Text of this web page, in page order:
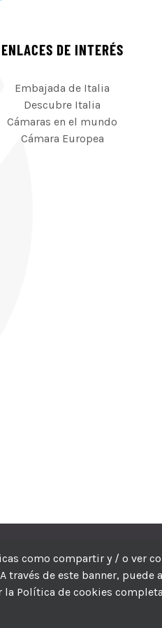
ENLACES DE INTERÉS
Embajada de Italia
Descubre Italia
Cámaras en el mundo
Cámara Europea
| Todos los derechos
WhatsAppLinkedInCorreo
electrónico
como compartir y / o ver
de este banner, puede
Política de cookies